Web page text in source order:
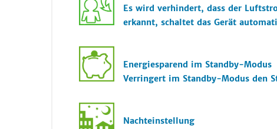
Es wird verhindert, dass der
erkannt, schaltet das Gerät
Energiesparend im Standby-Modus
Verringert im Standby-Modus den
Nachteinstellung